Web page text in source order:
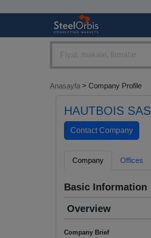
Anasayfa > Company Profile
HAUTBOIS SAS
Company Offices
Basic Information
Overview
Company Brief